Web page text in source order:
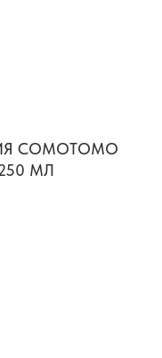
COMOTOMO
250 МЛ